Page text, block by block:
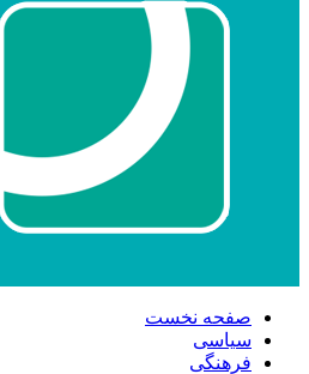
صفحه نخست
سیاسی
فرهنگی